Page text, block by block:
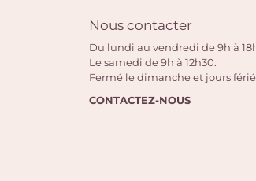
Nous contacter
Du lundi au vendredi de 9h à
Le samedi de 9h à 12h30.
Fermé le dimanche et jours
CONTACTEZ-NOUS